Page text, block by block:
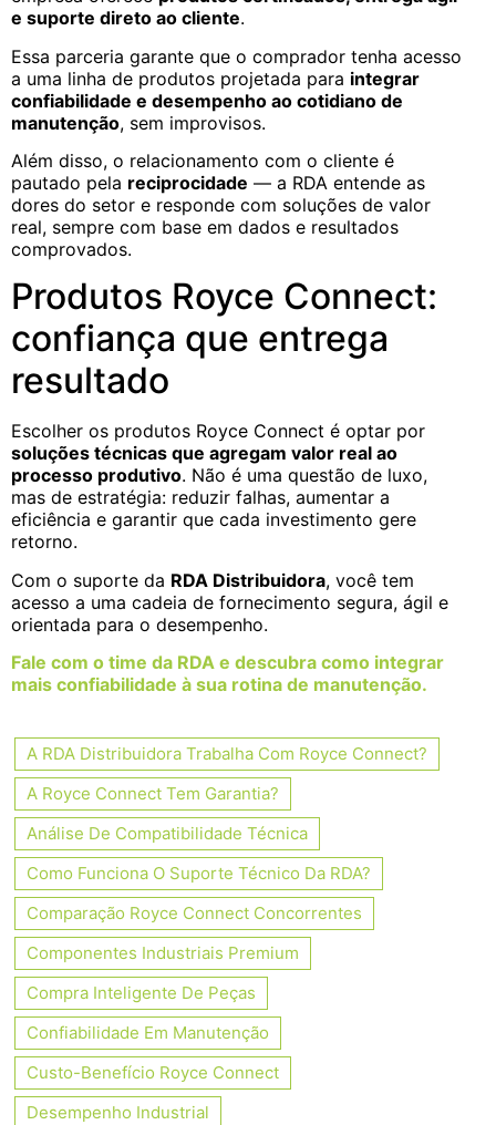
e suporte direto ao cliente.
Essa parceria garante que o comprador tenha acesso
a uma linha de produtos projetada para integrar
confiabilidade e desempenho ao cotidiano de
manutenção, sem improvisos.
Além disso, o relacionamento com o cliente é
pautado pela reciprocidade — a RDA entende as
dores do setor e responde com soluções de valor
real, sempre com base em dados e resultados
comprovados.
Produtos Royce Connect:
confiança que entrega
resultado
Escolher os produtos Royce Connect é optar por
soluções técnicas que agregam valor real ao
processo produtivo. Não é uma questão de luxo,
mas de estratégia: reduzir falhas, aumentar a
eficiência e garantir que cada investimento gere
retorno.
Com o suporte da RDA Distribuidora, você tem
acesso a uma cadeia de fornecimento segura, ágil e
orientada para o desempenho.
Fale com o time da RDA e descubra como integrar
mais confiabilidade à sua rotina de manutenção.
A RDA Distribuidora Trabalha Com Royce Connect?
A Royce Connect Tem Garantia?
Análise De Compatibilidade Técnica
Como Funciona O Suporte Técnico Da RDA?
Comparação Royce Connect Concorrentes
Componentes Industriais Premium
Compra Inteligente De Peças
Confiabilidade Em Manutenção
Custo-Benefício Royce Connect
Desempenho Industrial